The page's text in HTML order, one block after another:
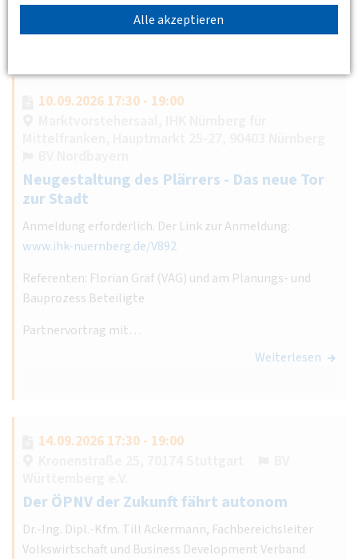
Alle akzeptieren
10.09.2026 17:30 - 19:00
Neugestaltung des Plärrers - Das neue Tor
zur Stadt
Anmeldung erforderlich. Der Link zur Anmeldung:
www.ihk-nuernberg.de/V892
Referenten: Florian Gräf (VAG) und am Planungs- und
Bauprozess Beteiligte
Partnervortrag mit…
Weiterlesen
14.09.2026 17:30 - 19:00
Der ÖPNV der Zukunft fährt autonom
Dr.-Ing. Dipl.-Kfm. Till Ackermann, Fachbereichsleiter
Volkswirtschaft und Business Development Verband